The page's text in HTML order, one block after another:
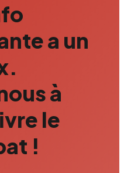
a un
à
le
!